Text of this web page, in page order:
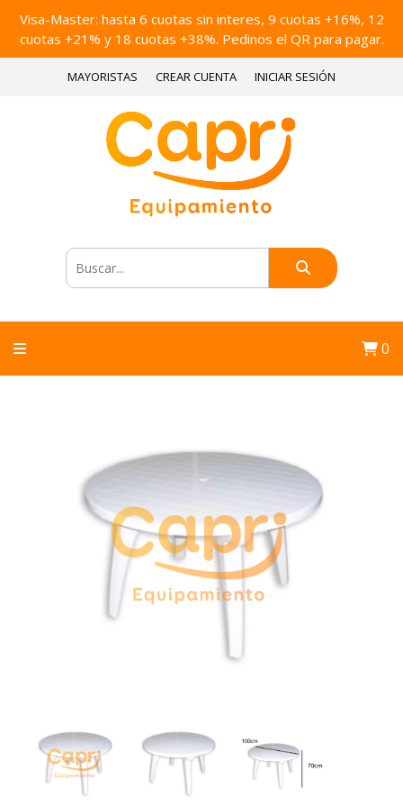
Visa-Master: hasta 6 cuotas sin interes, 9 cuotas +16%, 12
cuotas +21% y 18 cuotas +38%. Pedinos el QR para pagar.
MAYORISTAS CREAR CUENTA INICIAR SESIÓN
0